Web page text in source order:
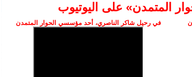
المتمدن» على اليوتيوب
في رحيل شاكر الناصري، أحد مؤسسي الحوار المتمدن